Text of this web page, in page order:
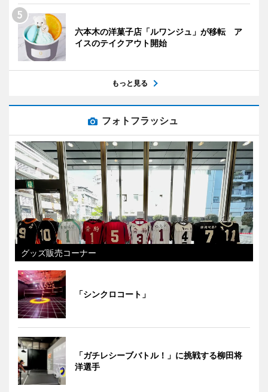
六本木の洋菓子店「ルワンジュ」が移転 ア
イスのテイクアウト開始
もっと見る
フォトフラッシュ
グッズ販売コーナー
「シンクロコート」
「ガチレシーブバトル！」に挑戦する柳田将
洋選手